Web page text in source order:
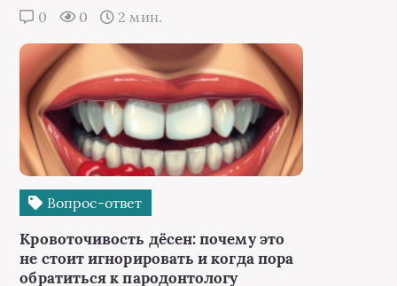
0 0 2 мин.
Вопрос-ответ
Кровоточивость дёсен: почему это
не стоит игнорировать и когда пора
обратиться к пародонтологу